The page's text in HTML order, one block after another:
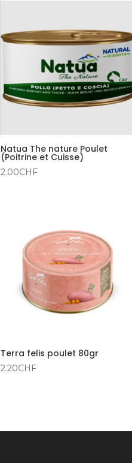
Natua The nature Poulet
(Poitrine et Cuisse)
2.00CHF
Terra felis poulet 80gr
2.20CHF